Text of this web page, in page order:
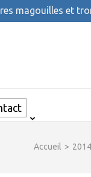
magouilles et
Accueil > 2014